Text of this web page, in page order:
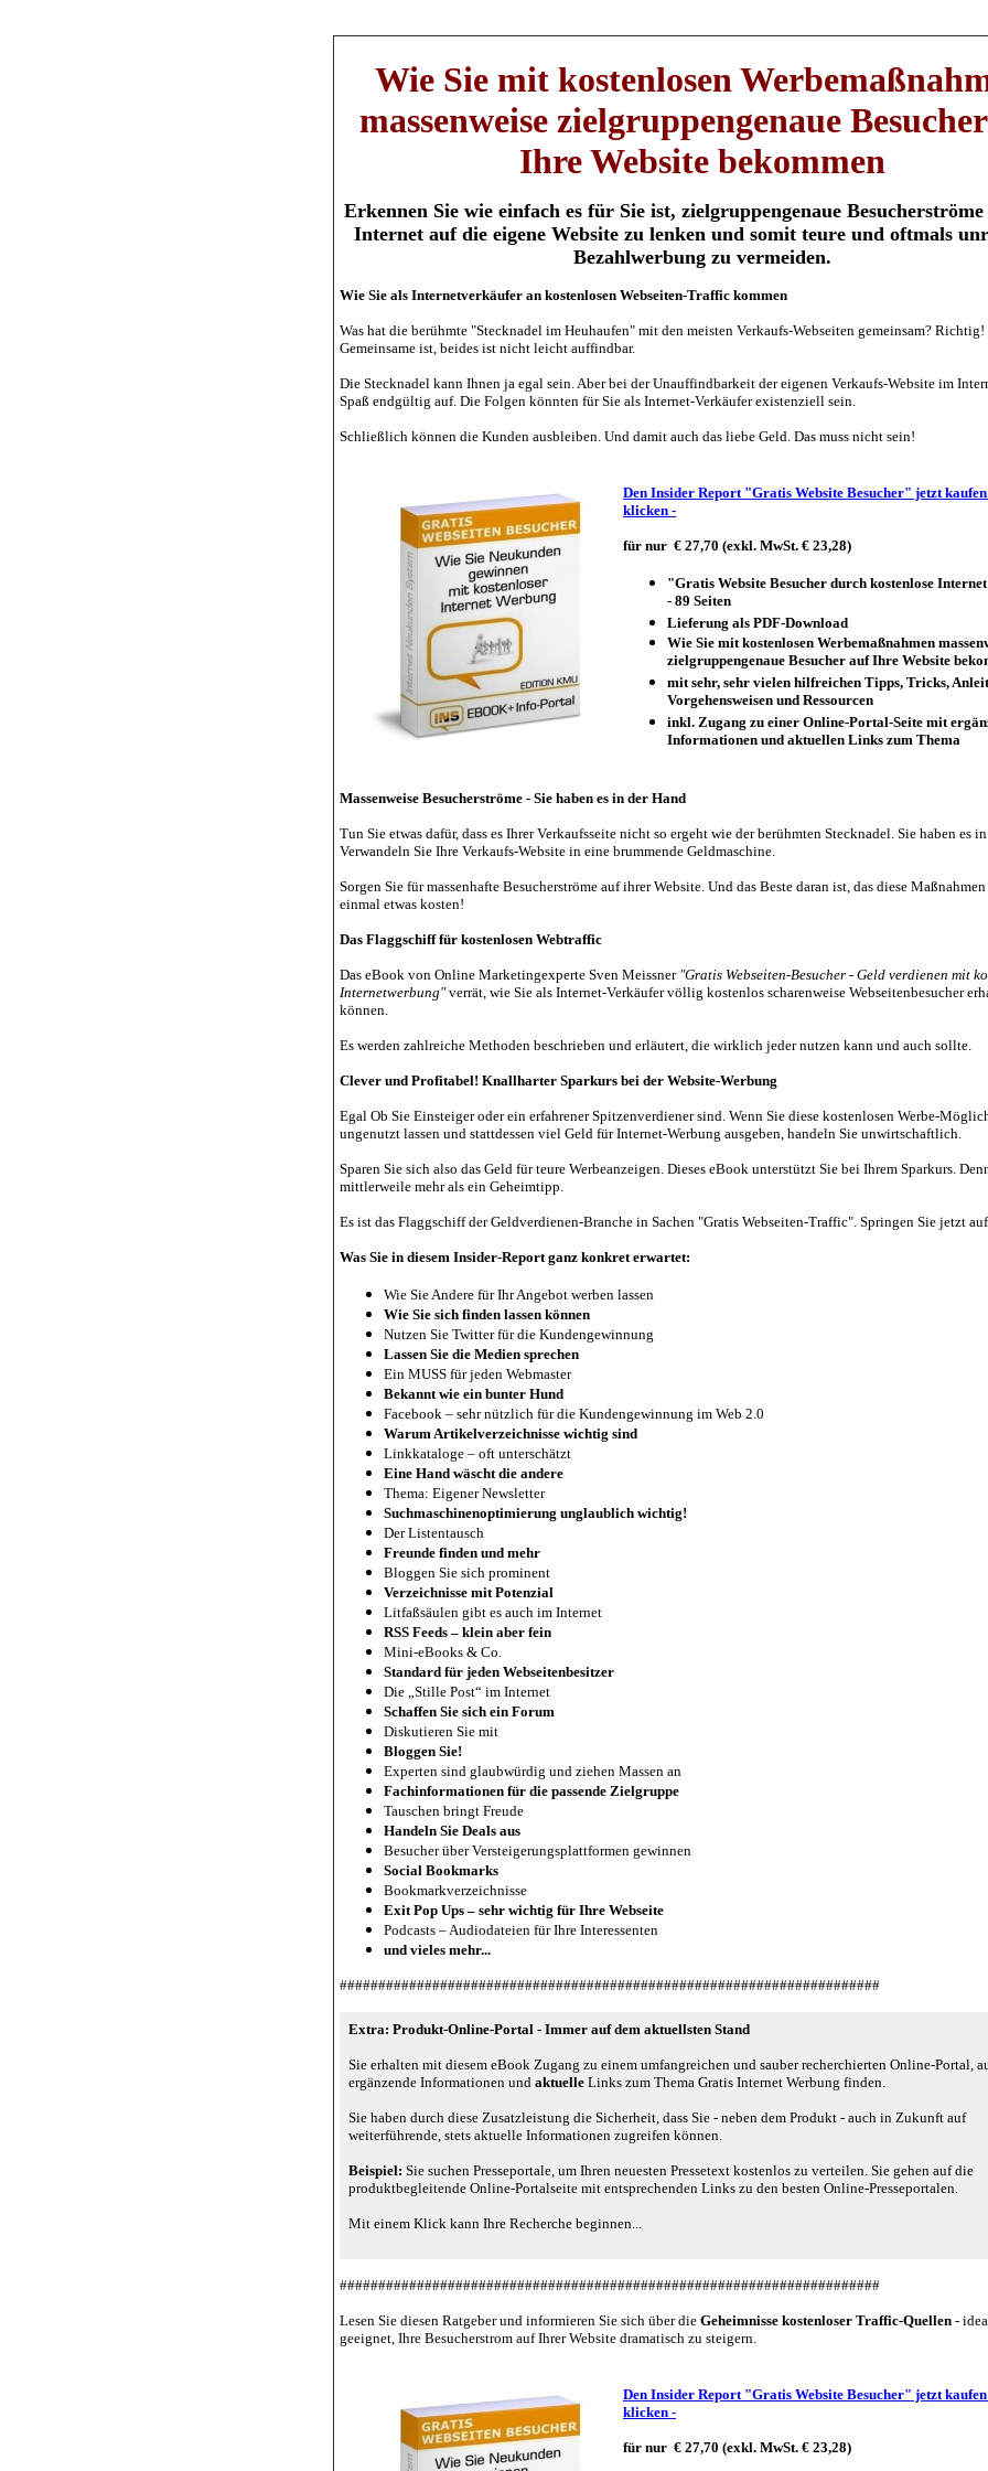
Wie Sie mit kostenlosen
massenweise zielgruppengenaue
Ihre Website bekommen
Erkennen Sie wie einfach es für Sie ist, zielgruppengenaue Besucherströme
Internet auf die eigene Website zu lenken und somit teure und oftmals
Bezahlwerbung zu vermeiden.
Wie Sie als Internetverkäufer an kostenlosen Webseiten-Traffic kommen
Was hat die berühmte "Stecknadel im Heuhaufen" mit den meisten Verkaufs-Webseiten gemeinsam? Richtig!
Gemeinsame ist, beides ist nicht leicht auffindbar.
Die Stecknadel kann Ihnen ja egal sein. Aber bei der Unauffindbarkeit der eigenen Verkaufs-Website im
Spaß endgültig auf. Die Folgen könnten für Sie als Internet-Verkäufer existenziell sein.
Schließlich können die Kunden ausbleiben. Und damit auch das liebe Geld. Das muss nicht sein!
Den Insider Report "Gratis Website Besucher" jetzt
klicken -
für nur € 27,70 (exkl. MwSt. € 23,28)
"Gratis Website Besucher durch kostenlose
- 89 Seiten
Lieferung als PDF-Download
Wie Sie mit kostenlosen Werbemaßnahmen
zielgruppengenaue Besucher auf Ihre Website
mit sehr, sehr vielen hilfreichen Tipps, Tricks,
Vorgehensweisen und Ressourcen
inkl. Zugang zu einer Online-Portal-Seite mit ergä
Informationen und aktuellen Links zum Thema
Massenweise Besucherströme - Sie haben es in der Hand
Tun Sie etwas dafür, dass es Ihrer Verkaufsseite nicht so ergeht wie der berühmten Stecknadel. Sie haben es
Verwandeln Sie Ihre Verkaufs-Website in eine brummende Geldmaschine.
Sorgen Sie für massenhafte Besucherströme auf ihrer Website. Und das Beste daran ist, das diese
einmal etwas kosten!
Das Flaggschiff für kostenlosen Webtraffic
Das eBook von Online Marketingexperte Sven Meissner "Gratis Webseiten-Besucher - Geld verdienen mit
Internetwerbung"verrät, wie Sie als Internet-Verkäufer völlig kostenlos scharenweise Webseitenbesucher
können.
Es werden zahlreiche Methoden beschrieben und erläutert, die wirklich jeder nutzen kann und auch sollte.
Clever und Profitabel! Knallharter Sparkurs bei der Website-Werbung
Egal Ob Sie Einsteiger oder ein erfahrener Spitzenverdiener sind. Wenn Sie diese kostenlosen Werbe-
ungenutzt lassen und stattdessen viel Geld für Internet-Werbung ausgeben, handeln Sie unwirtschaftlich.
Sparen Sie sich also das Geld für teure Werbeanzeigen. Dieses eBook unterstützt Sie bei Ihrem Sparkurs.
mittlerweile mehr als ein Geheimtipp.
Es ist das Flaggschiff der Geldverdienen-Branche in Sachen "Gratis Webseiten-Traffic". Springen Sie jetzt
Was Sie in diesem Insider-Report ganz konkret erwartet:
Wie Sie Andere für Ihr Angebot werben lassen
Wie Sie sich finden lassen können
Nutzen Sie Twitter für die Kundengewinnung
Lassen Sie die Medien sprechen
Ein MUSS für jeden Webmaster
Bekannt wie ein bunter Hund
Facebook – sehr nützlich für die Kundengewinnung im Web 2.0
Warum Artikelverzeichnisse wichtig sind
Linkkataloge – oft unterschätzt
Eine Hand wäscht die andere
Thema: Eigener Newsletter
Suchmaschinenoptimierung unglaublich wichtig!
Der Listentausch
Freunde finden und mehr
Bloggen Sie sich prominent
Verzeichnisse mit Potenzial
Litfaßsäulen gibt es auch im Internet
RSS Feeds – klein aber fein
Mini-eBooks & Co.
Standard für jeden Webseitenbesitzer
Die „Stille Post“ im Internet
Schaffen Sie sich ein Forum
Diskutieren Sie mit
Bloggen Sie!
Experten sind glaubwürdig und ziehen Massen an
Fachinformationen für die passende Zielgruppe
Tauschen bringt Freude
Handeln Sie Deals aus
Besucher über Versteigerungsplattformen gewinnen
Social Bookmarks
Bookmarkverzeichnisse
Exit Pop Ups – sehr wichtig für Ihre Webseite
Podcasts – Audiodateien für Ihre Interessenten
und vieles mehr...
######################################################################
Extra: Produkt-Online-Portal - Immer auf dem aktuellsten Stand
Sie erhalten mit diesem eBook Zugang zu einem umfangreichen und sauber recherchierten Online-Portal,
ergänzende Informationen und aktuelle Links zum Thema Gratis Internet Werbung finden.
Sie haben durch diese Zusatzleistung die Sicherheit, dass Sie - neben dem Produkt - auch in Zukunft auf
weiterführende, stets aktuelle Informationen zugreifen können.
Beispiel: Sie suchen Presseportale, um Ihren neuesten Pressetext kostenlos zu verteilen. Sie gehen auf die
produktbegleitende Online-Portalseite mit entsprechenden Links zu den besten Online-Presseportalen.
Mit einem Klick kann Ihre Recherche beginnen...
######################################################################
Lesen Sie diesen Ratgeber und informieren Sie sich über die Geheimnisse kostenloser Traffic-Quellen -
geeignet, Ihre Besucherstrom auf Ihrer Website dramatisch zu steigern.
Den Insider Report "Gratis Website Besucher" jetzt
klicken -
für nur € 27,70 (exkl. MwSt. € 23,28)